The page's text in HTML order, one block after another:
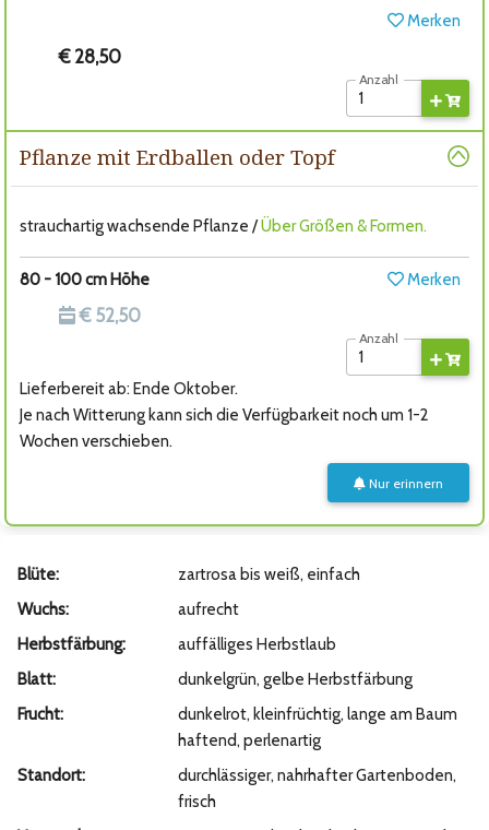
Merken
€ 28,50
Anzahl
Pflanze mit Erdballen oder Topf
strauchartig wachsende Pflanze /Über Größen & Formen.
80 - 100 cm Höhe Merken
€ 52,50
Anzahl
Lieferbereit ab: Ende Oktober.
Je nach Witterung kann sich die Verfügbarkeit noch um 1-2
Wochen verschieben.
Nur erinnern
Blüte:
zartrosa bis weiß, einfach
Wuchs:
aufrecht
Herbstfärbung:
auffälliges Herbstlaub
Blatt:
dunkelgrün, gelbe Herbstfärbung
Frucht:
dunkelrot, kleinfrüchtig, lange am Baum
haftend, perlenartig
Standort:
durchlässiger, nahrhafter Gartenboden,
frisch